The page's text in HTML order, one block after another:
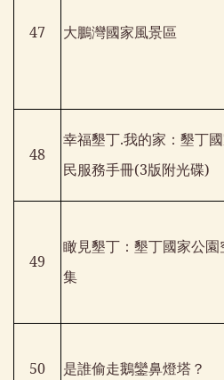
47 大鵬灣國家風景區
48
幸福墾丁.我的家：墾丁
民服務手冊(3版附光碟)
49
瞰見墾丁：墾丁國家公園
集
50 是誰偷走鵝鑾鼻燈塔？